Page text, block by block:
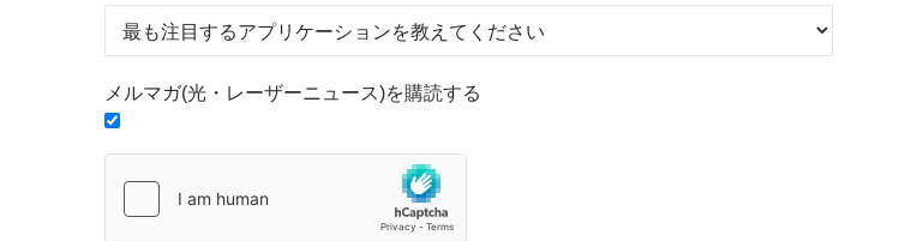
メルマガ(光・レーザーニュース)を購読する